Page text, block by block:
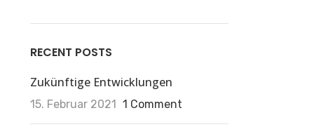
RECENT POSTS
Zukünftige Entwicklungen
15. Februar 2021 1 Comment